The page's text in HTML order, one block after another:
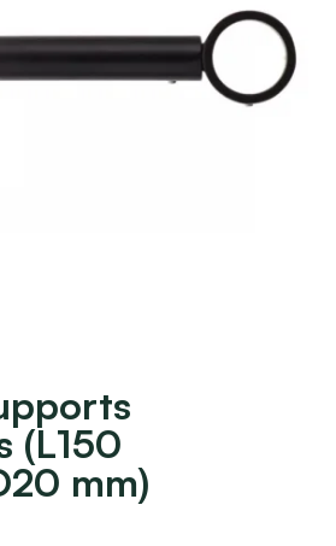
(L150
mm)